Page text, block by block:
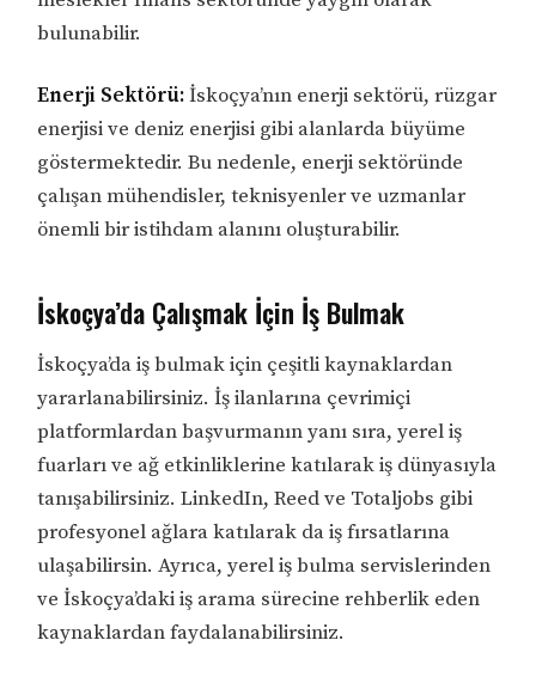
bulunabilir.
Enerji Sektörü:İskoçya’nın enerji sektörü, rüzgar
enerjisi ve deniz enerjisi gibi alanlarda büyüme
göstermektedir. Bu nedenle, enerji sektöründe
çalışan mühendisler, teknisyenler ve uzmanlar
önemli bir istihdam alanını oluşturabilir.
İskoçya’da Çalışmak İçin İş Bulmak
İskoçya’da iş bulmak için çeşitli kaynaklardan
yararlanabilirsiniz. İş ilanlarına çevrimiçi
platformlardan başvurmanın yanı sıra, yerel iş
fuarları ve ağ etkinliklerine katılarak iş dünyasıyla
tanışabilirsiniz. LinkedIn, Reed ve Totaljobs gibi
profesyonel ağlara katılarak da iş fırsatlarına
ulaşabilirsin. Ayrıca, yerel iş bulma servislerinden
ve İskoçya’daki iş arama sürecine rehberlik eden
kaynaklardan faydalanabilirsiniz.